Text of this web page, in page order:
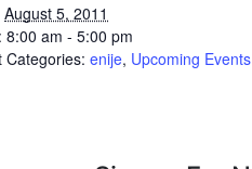
August 5, 2011
8:00 am - 5:00 pm
Categories: enije, Upcoming Events